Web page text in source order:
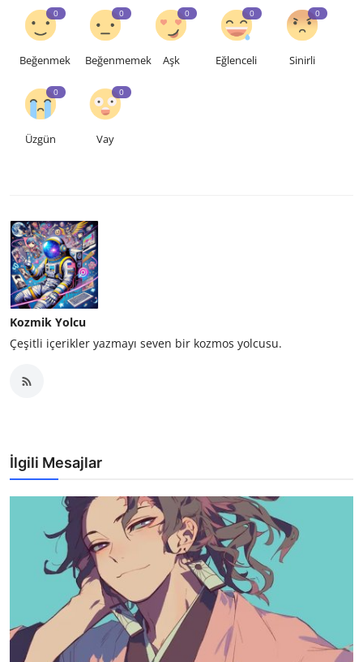
0
Beğenmek
0
Beğenmemek
0
Aşk
0
Eğlenceli
0
Sinirli
0
Üzgün
0
Vay
Kozmik Yolcu
Çeşitli içerikler yazmayı seven bir kozmos yolcusu.
İlgili Mesajlar